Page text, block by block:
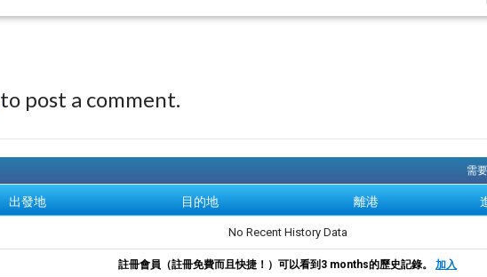
to post a comment.
需
出發地 目的地 離港
No Recent History Data
註冊會員（註冊免費而且快捷！）可以看到3 months的歷史記錄。加入